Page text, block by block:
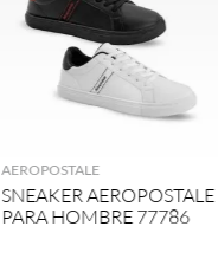
AGREGAR
AEROPOSTALE
SNEAKER AEROPOSTALE
PARA HOMBRE 77786